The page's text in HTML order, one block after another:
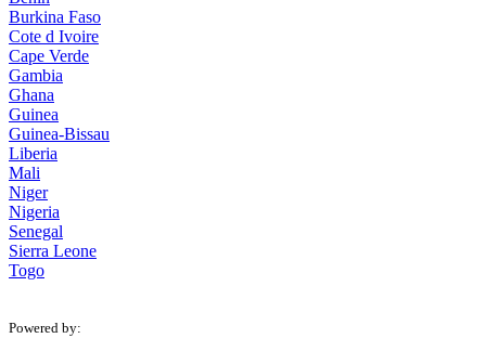
Burkina Faso
Cote d Ivoire
Cape Verde
Gambia
Ghana
Guinea
Guinea-Bissau
Liberia
Mali
Niger
Nigeria
Senegal
Sierra Leone
Togo
Powered by: